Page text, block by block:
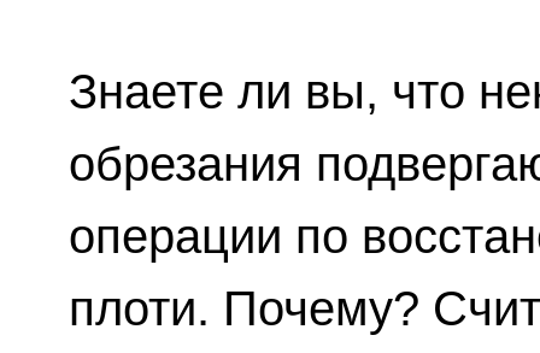
Знаете ли вы, что
обрезания
операции по
плоти. Почему?